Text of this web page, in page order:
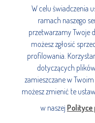
W celu świadczenia
ramach naszego
przetwarzamy Twoje
możesz zgłosić
profilowania.
dotyczących
zamieszczane w
możesz zmienić te
w naszej Polityce